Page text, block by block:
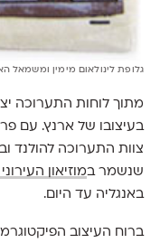
גלופת לינולאום מימין ומשמאל
מתוך לוחות התערוכה
בעיצובו של ארנץ. עם
צוות התערוכה להולנד
שנשמר במוזיאון
באנגליה עד היום.
ברוח העיצוב